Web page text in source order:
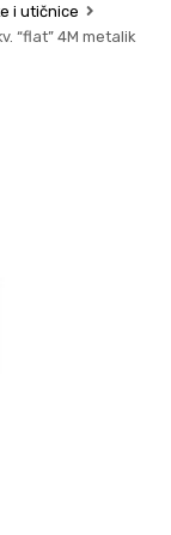
i utičnice
“flat” 4M metalik